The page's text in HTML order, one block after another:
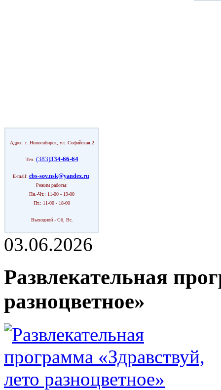
Адрес: г. Новосибирск, ул. Софийская,2
Тел. (383)334-66-64
E-mail: cbs-sov.nsk@yandex.ru
Режим работы:
Пн.-Чт.: 11-00 - 19-00
Пт.: 11-00 - 18-00
Выходной - Сб, Вс.
03.06.2026
Развлекательная
разноцветное»